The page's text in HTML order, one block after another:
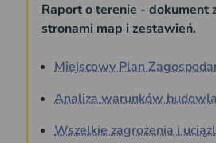
Raport o terenie - dokument
stronami map i zestawień.
Miejscowy Plan
Analiza warunków
Wszelkie zagrożenia i